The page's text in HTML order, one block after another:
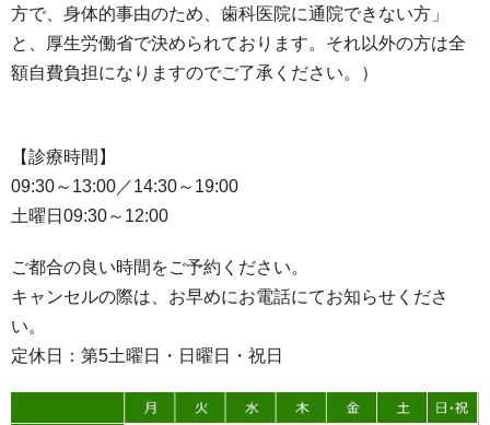
方で、身体的事由のため、歯科医院に通院できない方」
と、厚生労働省で決められております。それ以外の方は全
額自費負担になりますのでご了承ください。）
【診療時間】
09:30～13:00／14:30～19:00
土曜日09:30～12:00
ご都合の良い時間をご予約ください。
キャンセルの際は、お早めにお電話にてお知らせくださ
い。
定休日：第5土曜日・日曜日・祝日